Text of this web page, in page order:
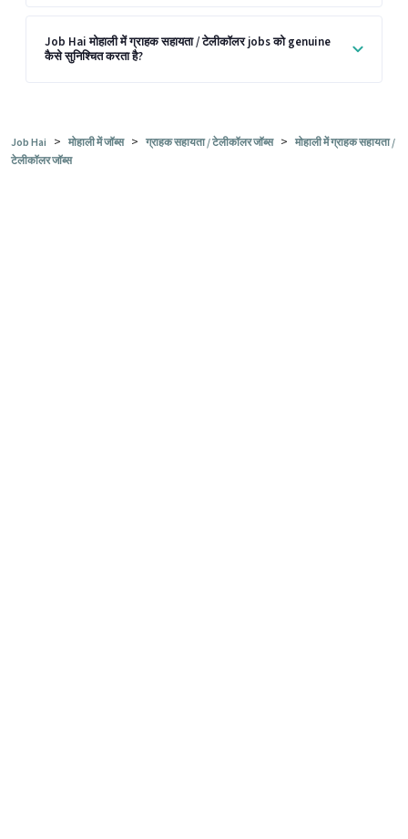
Job Hai मोहाली में ग्राहक सहायता / टेलीकॉलर jobs को genuine
कैसे सुनिश्चित करता है?
Job Hai > मोहाली में जॉब्स > ग्राहक सहायता / टेलीकॉलर जॉब्स > मोहाली में ग्राहक सहायता /
टेलीकॉलर जॉब्स